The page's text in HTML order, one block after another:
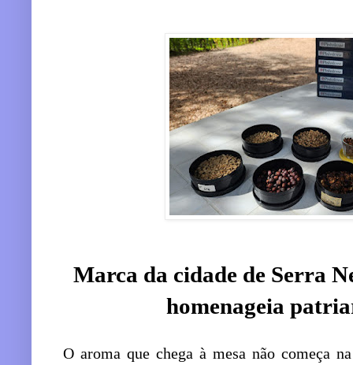
Marca da cidade de Serra
homenageia
O aroma que chega à mesa não começa